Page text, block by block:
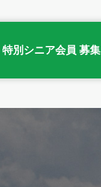
特別シニア会員 募集